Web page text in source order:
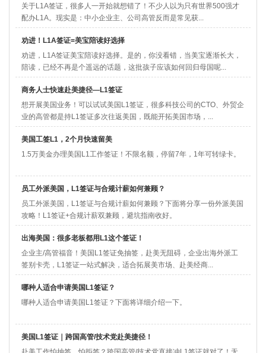
关于L1A签证​，很多人一开始就想错了！不少人以为只有世界500强才
配办L1A。现实是：中小企业主、公司高管反而是常见获...
劝进！L1A签证=美宝陪读好选择
劝进，L1A签证美宝陪读好选择。是的，你没看错，当美宝逐渐长大，
陪读，已经不再是个遥远的话题，这批孩子应该如何回归母国呢...
商务人士快速赴美捷径—L1签证
想开展美国业务！可以试试美国L1签证，很多科技公司的CTO、外贸企
业的高管都是持L1签证多次往返美国，既能开拓美国市场，...
美国工签L1，2个月快速留美
1.5万美金办理美国L1工作签证​！不限名额，停留7年，1年可转绿卡。
员工外派美国，L1签证与合规计薪如何兼顾？
员工外派美国，L1签证与合规计薪如何兼顾？下面将分享一份外派美国
攻略！L1签证​+合规计薪双兼顾，避坑指南收好。
出海美国：很多老板都用L1这个签证！
企业主/高管福音！美国L1签证免抽签，赴美无阻碍，企业出海外派工
签别卡壳，L1签证​一站式解决，适合拓展美市场、赴美经商...
哪种人适合申请美国L1签证？
哪种人适合申请美国L1签证？下面将详细介绍一下。
美国L1签证｜跨国高管/技术党赴美捷径！